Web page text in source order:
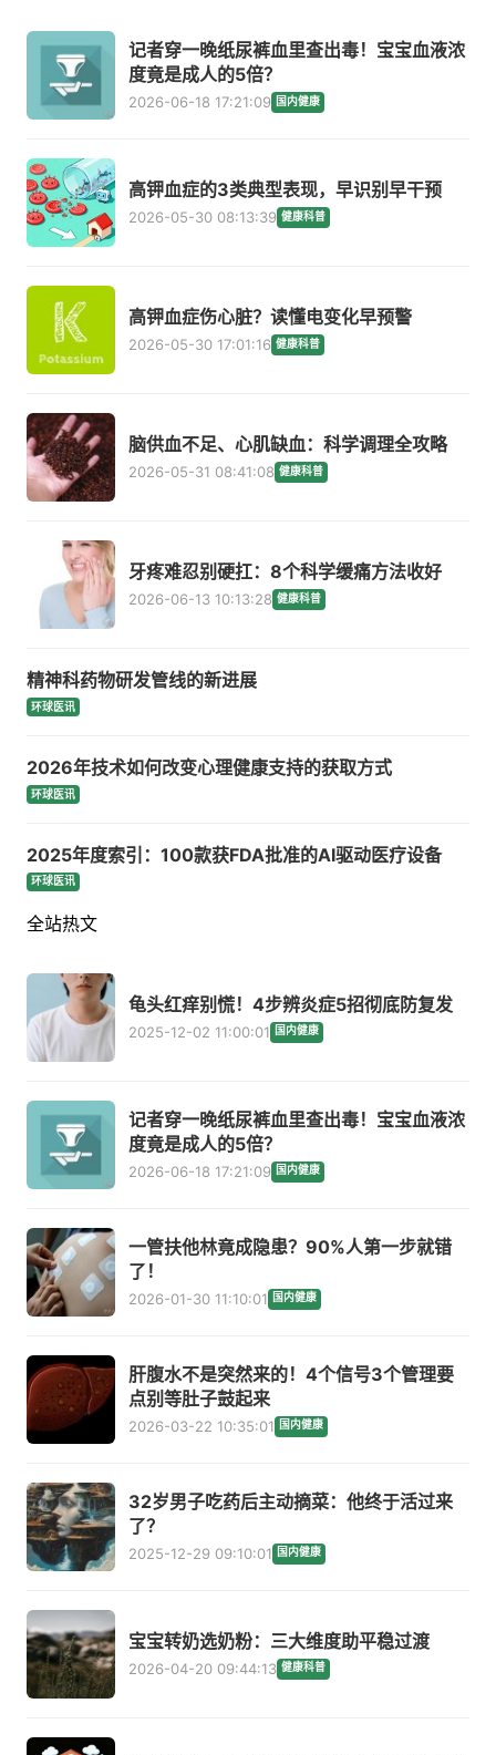
记者穿一晚纸尿裤血里查出毒！宝宝血液浓
度竟是成人的5倍？
2026-06-18 17:21:09 国内健康
高钾血症的3类典型表现，早识别早干预
2026-05-30 08:13:39 健康科普
高钾血症伤心脏？读懂电变化早预警
2026-05-30 17:01:16 健康科普
脑供血不足、心肌缺血：科学调理全攻略
2026-05-31 08:41:08 健康科普
牙疼难忍别硬扛：8个科学缓痛方法收好
2026-06-13 10:13:28 健康科普
精神科药物研发管线的新进展
环球医讯
2026年技术如何改变心理健康支持的获取方式
环球医讯
2025年度索引：100款获FDA批准的AI驱动医疗设备
环球医讯
全站热文
龟头红痒别慌！4步辨炎症5招彻底防复发
2025-12-02 11:00:01 国内健康
记者穿一晚纸尿裤血里查出毒！宝宝血液浓
度竟是成人的5倍？
2026-06-18 17:21:09 国内健康
一管扶他林竟成隐患？90%人第一步就错
了！
2026-01-30 11:10:01 国内健康
肝腹水不是突然来的！4个信号3个管理要
点别等肚子鼓起来
2026-03-22 10:35:01 国内健康
32岁男子吃药后主动摘菜：他终于活过来
了？
2025-12-29 09:10:01 国内健康
宝宝转奶选奶粉：三大维度助平稳过渡
2026-04-20 09:44:13 健康科普